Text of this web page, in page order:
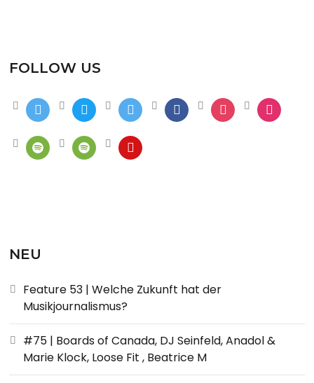
FOLLOW US
NEU
Feature 53 | Welche Zukunft hat der
Musikjournalismus?
#75 | Boards of Canada, DJ Seinfeld, Anadol &
Marie Klock, Loose Fit , Beatrice M